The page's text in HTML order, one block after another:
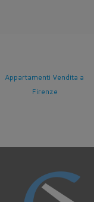
Appartamenti Vendita a
Firenze